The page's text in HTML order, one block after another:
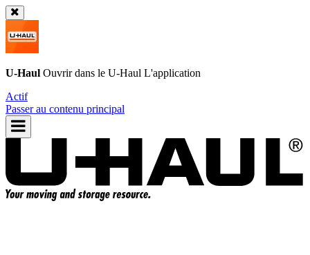
U-Haul Ouvrir dans le U-Haul L'application
Actif
Passer au contenu principal